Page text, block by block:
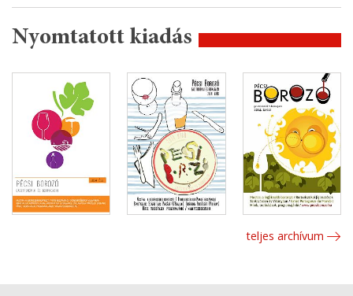
Nyomtatott kiadás
teljes archívum